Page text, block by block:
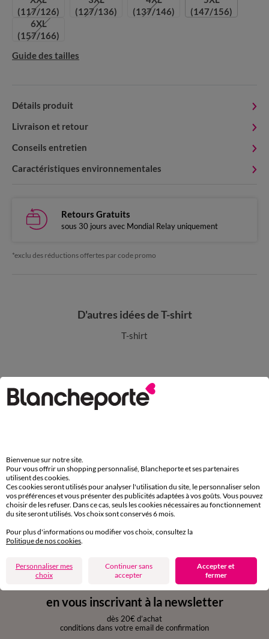
(117/126)
(127/136)
(137/146)
(147/156)
6XL
(157/166)
Guide des tailles
Détails produit
Livraison et retour
Conseils entretien
Caractéristiques environnementales
Retours Gratuits
sous 30 jours avec Mondial Relay uniquement
*exclu des réductions offertes par code promo
D'autres idées de T-shirt
T-shirt
Paiement 100% sécurisé
Payez plus tard ou en plusieurs fois
Retours gratuits
sous 30 jours avec Mondial Relay uniquement
Service clients
par chat et par téléphone
de 8h00 à 20h00 du lundi au samedi
11€ Offerts
en vous inscrivant à la newsletter
dès 20€ d’achat
conditions dans votre email de confirmation
Bienvenue sur notre site.
Pour vous offrir un shopping personnalisé, Blancheporte et ses partenaires
utilisent des cookies.
Ces cookies seront utilisés pour analyser l'utilisation du site, le personnaliser selon
vos préférences et vous présenter des publicités adaptées à vos goûts. Vous pouvez
choisir de les refuser. Dans ce cas, seuls les cookies nécessaires au fonctionnement
du site seront utilisés. Vos choix sont conservés 6 mois.
Pour plus d'informations ou modifier vos choix, consultez la
Politique de nos cookies
Personnaliser mes
choix
Continuer sans
accepter
Accepter et
fermer